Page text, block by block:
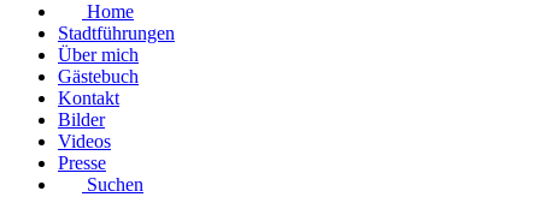
Home
Stadtführungen
Über mich
Gästebuch
Kontakt
Bilder
Videos
Presse
Suchen